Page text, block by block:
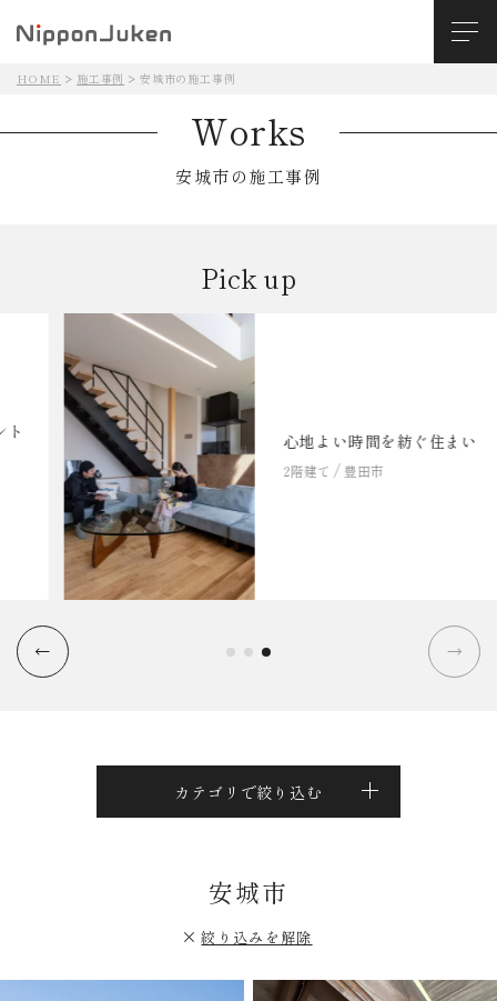
HOME 施工事例 安城市の施工事例
Works
安城市の施工事例
Pick up
心地よい時間を紡ぐ住まい
2階建て 豊田市
カテゴリで絞り込む
安城市
絞り込みを解除